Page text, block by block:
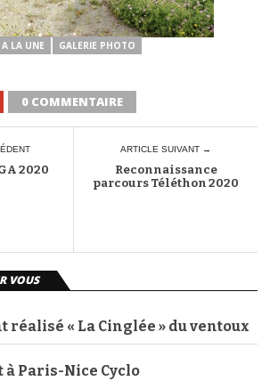
A LA UNE GALERIE PHOTO
0 COMMENTAIRE
2020
ARTICLE SUIVANT →
Reconnaissance
parcours Téléthon 2020
VOUS
réalisé « La Cinglée » du ventoux
Paris-Nice Cyclo